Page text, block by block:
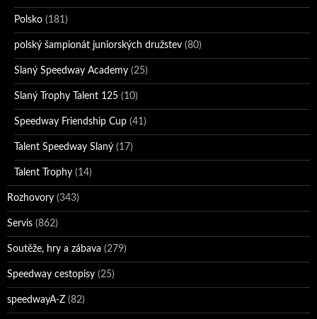
Polsko (181)
polský šampionát juniorských družstev (80)
Slaný Speedway Academy (25)
Slaný Trophy Talent 125 (10)
Speedway Friendship Cup (41)
Talent Speedway Slaný (17)
Talent Trophy (14)
Rozhovory (343)
Servis (862)
Soutěže, hry a zábava (279)
Speedway cestopisy (25)
speedwayA-Z (82)